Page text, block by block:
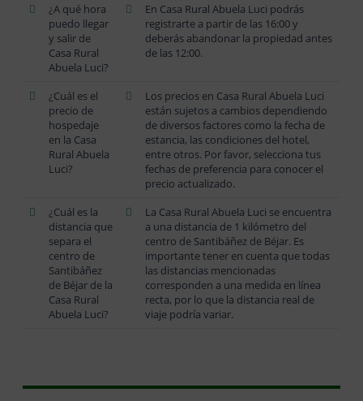
¿A qué hora
puedo llegar
y salir de
Casa Rural
Abuela Luci?
En Casa Rural Abuela Luci podrás
registrarte a partir de las 16:00 y
deberás abandonar la propiedad antes
de las 12:00.
¿Cuál es el
precio de
hospedaje
en la Casa
Rural Abuela
Luci?
Los precios en Casa Rural Abuela Luci
están sujetos a cambios dependiendo
de diversos factores como la fecha de
estancia, las condiciones del hotel,
entre otros. Por favor, selecciona tus
fechas de preferencia para conocer el
precio actualizado.
¿Cuál es la
distancia que
separa el
centro de
Santibáñez
de Béjar de la
Casa Rural
Abuela Luci?
La Casa Rural Abuela Luci se encuentra
a una distancia de 1 kilómetro del
centro de Santibáñez de Béjar. Es
importante tener en cuenta que todas
las distancias mencionadas
corresponden a una medida en línea
recta, por lo que la distancia real de
viaje podría variar.